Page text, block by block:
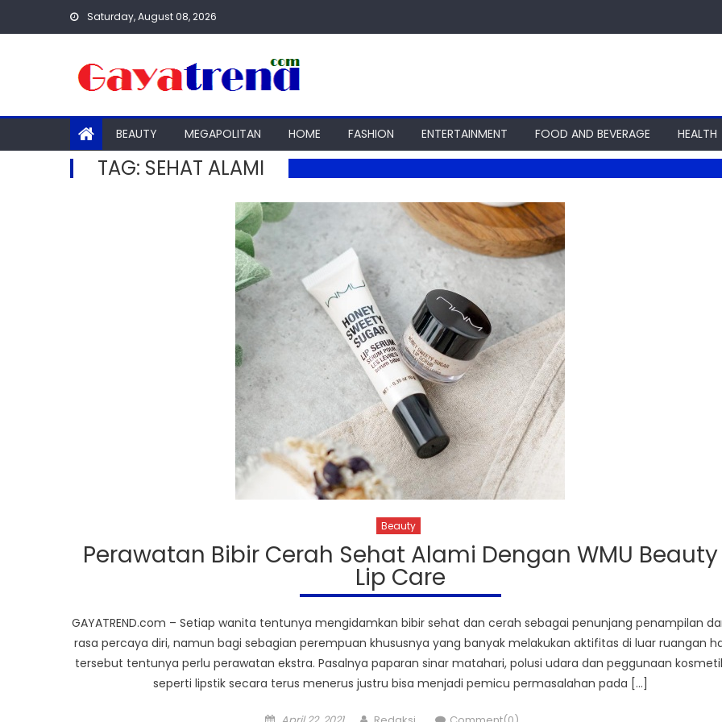
Saturday, August 08, 2026
BEAUTY MEGAPOLITAN HOME FASHION ENTERTAINMENT FOOD AND BEVERAGE HEALTH
TAG: SEHAT ALAMI
Beauty
Perawatan Bibir Cerah Sehat Alami Dengan WMU Beauty
Lip Care
GAYATREND.com – Setiap wanita tentunya mengidamkan bibir sehat dan cerah sebagai penunjang penampilan
rasa percaya diri, namun bagi sebagian perempuan khususnya yang banyak melakukan aktifitas di luar ruangan
tersebut tentunya perlu perawatan ekstra. Pasalnya paparan sinar matahari, polusi udara dan peggunaan
seperti lipstik secara terus menerus justru bisa menjadi pemicu permasalahan pada […]
Posted Author